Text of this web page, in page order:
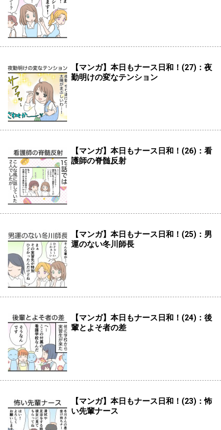
【マンガ】本日もナース日和！(27)：夜
勤明けの変なテンション
【マンガ】本日もナース日和！(26)：看
護師の脊髄反射
【マンガ】本日もナース日和！(25)：男
運のない冬川師長
【マンガ】本日もナース日和！(24)：後
輩とよそ者の差
【マンガ】本日もナース日和！(23)：怖
い先輩ナース